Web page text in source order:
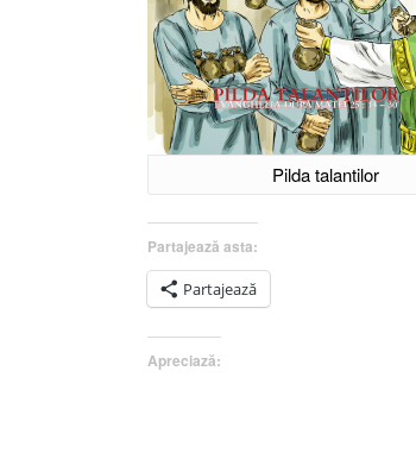
Pilda talantilor
Partajează asta:
Partajează
Apreciază: